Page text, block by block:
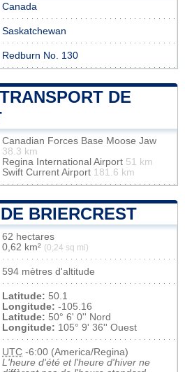
Canada
Saskatchewan
Redburn No. 130
DE
Canadian Forces Base Moose Jaw
38.3 km
Regina International Airport 51 km
Swift Current Airport 181.6 km
BRIERCREST
62 hectares
0,62 km² (0,24 sq mi)
594 mètres d'altitude
Latitude: 50.1
Longitude: -105.16
Latitude: 50° 6' 0'' Nord
Longitude: 105° 9' 36'' Ouest
UTC -6:00 (America/Regina)
L'heure d'été et l'heure d'hiver ne